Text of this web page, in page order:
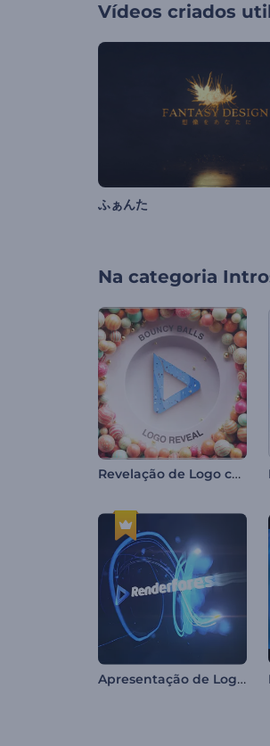
Vídeos criados
ふぁんた
Na categoria
Revelação de Logo com Bolas Saltitantes
Apresentação de Logo - Raio de Luz Veloz